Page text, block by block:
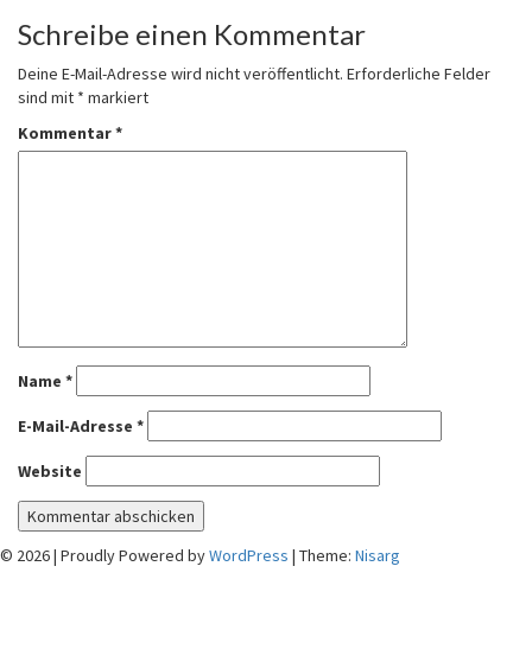
Schreibe einen Kommentar
Deine E-Mail-Adresse wird nicht veröffentlicht. Erforderliche Felder
sind mit * markiert
Kommentar*
Name *
E-Mail-Adresse *
Website
© 2026| Proudly Powered byWordPress | Theme: Nisarg